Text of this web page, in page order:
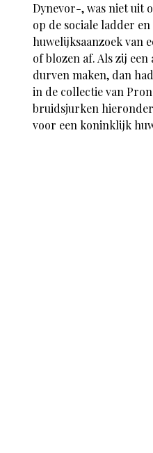
Dynevor-, was niet uit
op de sociale ladder
huwelijksaanzoek van
of blozen af. Als zij een
durven maken, dan
in de collectie van
bruidsjurken
voor een koninklijk